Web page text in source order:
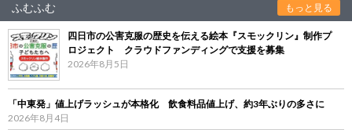
ふむふむ もっと見る
四日市の公害克服の歴史を伝える絵本『スモックリン』制作プ
ロジェクト クラウドファンディングで支援を募集
2026年8月5日
「中東発」値上げラッシュが本格化 飲食料品値上げ、約3年ぶりの多さに
2026年8月4日